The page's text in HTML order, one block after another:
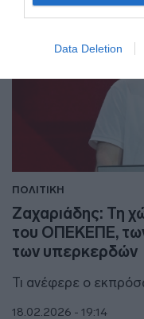
Data Deletion
ΠΟΛΙΤΙΚΗ
Ζαχαριάδης: Τη
του ΟΠΕΚΕΠΕ,
των υπερκερδών
Τι ανέφερε ο
18.02.2026 - 19:14